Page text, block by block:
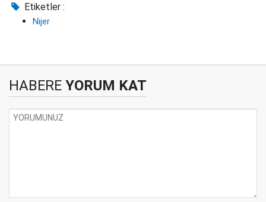
Etiketler :
Nijer
HABERE YORUM KAT